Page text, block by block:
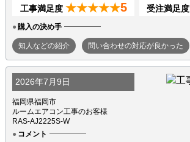
工事満足度 ★★★★★5 受注満足度
購入の決め手
知人などの紹介 問い合わせの対応が良かった
2026年7月9日
福岡県福岡市
ルームエアコン工事のお客様
RAS-AJ2225S-W
コメント